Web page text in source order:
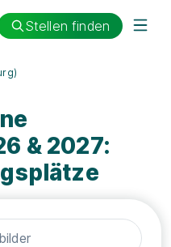
Stellen finden
& 2027: